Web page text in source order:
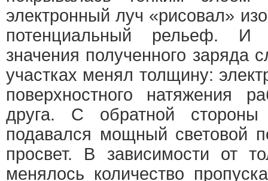
электронный луч «рисовал»
потенциальный рельеф. И
значения полученного заряда
участках менял толщину:
поверхностного натяжения
друга. С обратной стороны
подавался мощный световой
просвет. В зависимости от
менялось количество